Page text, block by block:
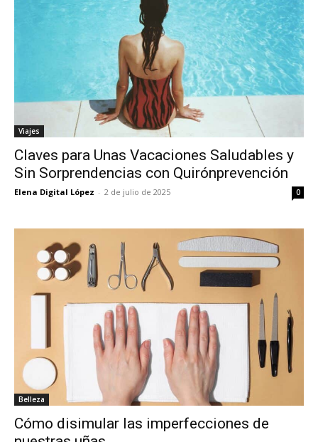
Viajes
Claves para Unas Vacaciones Saludables y
Sin Sorprendencias con Quirónprevención
Elena Digital López - 2 de julio de 2025 0
Belleza
Cómo disimular las imperfecciones de